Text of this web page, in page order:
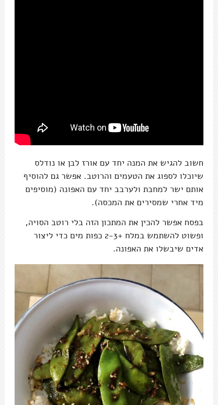
חשוב להגיש את המנה יחד עם אורז לבן או נודלס
שיוכלו לספוג את הטעמים והרוטב. אפשר גם להוסיף
אותם ישר למחבת ולערבב יחד עם האפונה (מוסיפים
מיד אחרי שמסירים את המכסה).
בפסח אפשר להכין את המתכון הזה בלי רוטב הסויה,
ופשוט להשתמש במלח +2-3 כפות מים כדי ליצור
אדים שיבשלו את האפונה.